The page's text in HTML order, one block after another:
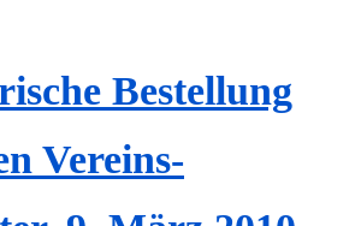
Bestellung
Vereins-